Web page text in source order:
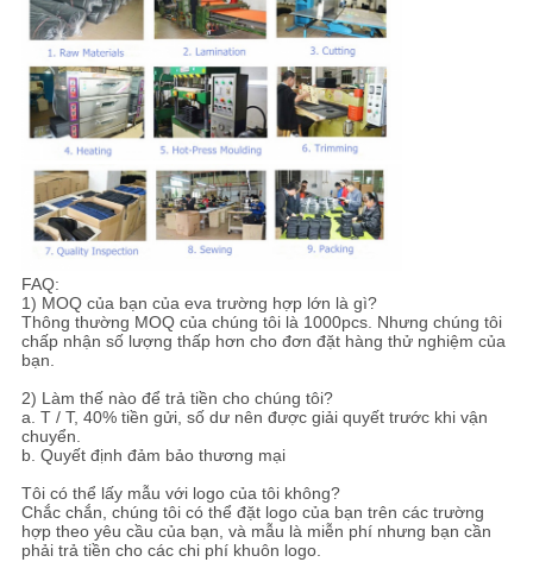
FAQ:
1) MOQ của bạn của eva trường hợp lớn là gì?
Thông thường MOQ của chúng tôi là 1000pcs. Nhưng chúng tôi
chấp nhận số lượng thấp hơn cho đơn đặt hàng thử nghiệm của
bạn.
2) Làm thế nào để trả tiền cho chúng tôi?
a. T / T, 40% tiền gửi, số dư nên được giải quyết trước khi vận
chuyển.
b. Quyết định đảm bảo thương mại
Tôi có thể lấy mẫu với logo của tôi không?
Chắc chắn, chúng tôi có thể đặt logo của bạn trên các trường
hợp theo yêu cầu của bạn, và mẫu là miễn phí nhưng bạn cần
phải trả tiền cho các chi phí khuôn logo.